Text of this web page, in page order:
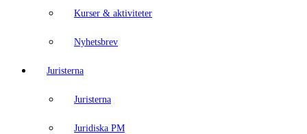
Kurser & aktiviteter
Nyhetsbrev
Juristerna
Juristerna
Juridiska PM